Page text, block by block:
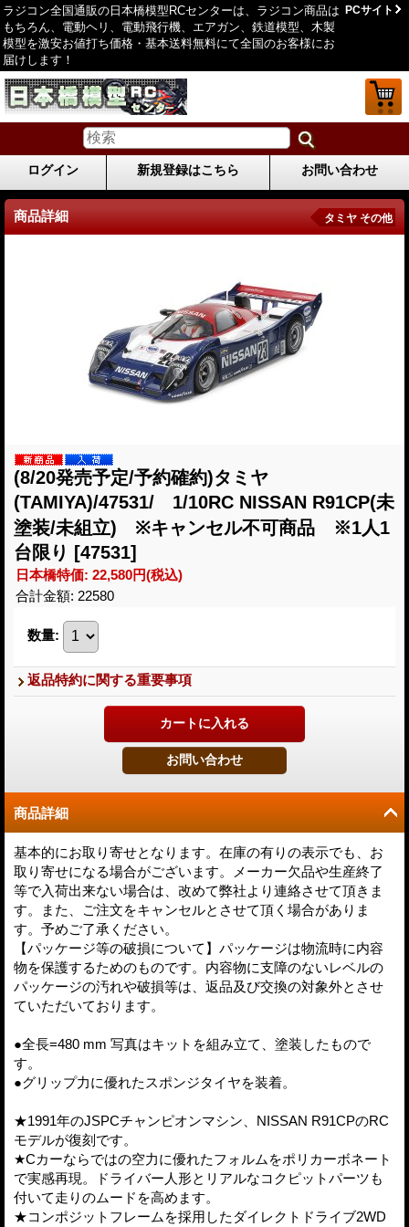
ラジコン全国通販の日本橋模型RCセンターは、ラジコン商品は
もちろん、電動ヘリ、電動飛行機、エアガン、鉄道模型、木製
模型を激安お値打ち価格・基本送料無料にて全国のお客様にお
届けします！
PCサイト
ログイン 新規登録はこちら お問い合わせ
商品詳細 タミヤ その他
(8/20発売予定/予約確約)タミヤ
(TAMIYA)/47531/ 1/10RC NISSAN R91CP(未
塗装/未組立) ※キャンセル不可商品 ※1人1
台限り [47531]
日本橋特価: 22,580円(税込)
合計金額: 22580
数量:
返品特約に関する重要事項
商品詳細
基本的にお取り寄せとなります。在庫の有りの表示でも、お
取り寄せになる場合がございます。メーカー欠品や生産終了
等で入荷出来ない場合は、改めて弊社より連絡させて頂きま
す。また、ご注文をキャンセルとさせて頂く場合がありま
す。予めご了承ください。
【パッケージ等の破損について】パッケージは物流時に内容
物を保護するためのものです。内容物に支障のないレベルの
パッケージの汚れや破損等は、返品及び交換の対象外とさせ
ていただいております。
●全長=480 mm 写真はキットを組み立て、塗装したもので
す。
●グリップ力に優れたスポンジタイヤを装着。
★1991年のJSPCチャンピオンマシン、NISSAN R91CPのRC
モデルが復刻です。
★Cカーならではの空力に優れたフォルムをポリカーボネート
で実感再現。ドライバー人形とリアルなコクピットパーツも
付いて走りのムードを高めます。
★コンポジットフレームを採用したダイレクトドライブ2WD